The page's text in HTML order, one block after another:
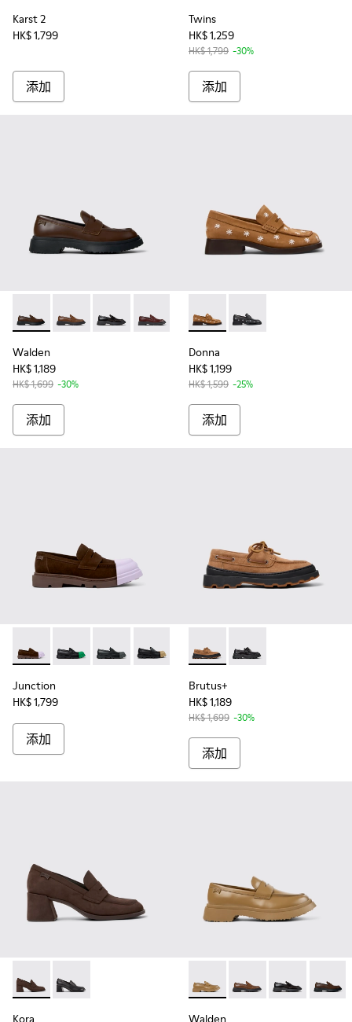
Karst 2
HK$ 1,799
添加
Twins
HK$ 1,259
HK$ 1,799 -30%
添加
Walden - K201116-045 - 女裝啡色莫卡辛皮鞋。
Walden - K201116-048 - 女裝啡色莫卡辛皮鞋。
Walden - K201116-047
Walden - K201116-044
Walden - K201116-042
Walden - K201116-040
Walden -
Walden
HK$ 1,189
HK$ 1,699 -30%
添加
Donna - K201937-001 - 女
Donna - K201937-002
Donna
HK$ 1,199
HK$ 1,599 -25%
添加
Junction - K201633-005 - Brown nubuck loafers for women
Junction - K201633-014
Junction - K201633-012
Junction - K201633-011
Junction - K201633-010 - 女裝
Junction - K201633-009
Junction -
Junction
HK$ 1,799
添加
Brutus+ - K201840-003 - 女
Brutus+ - K201840-
Brutus+
HK$ 1,189
HK$ 1,699 -30%
添加
Kora - K201798-002 - 女裝啡色磨砂革莫卡辛鞋。
Kora - K201798-001
Kora
Walden - K201116-027 - 棕
Walden - K201116-
Walden -
Walden